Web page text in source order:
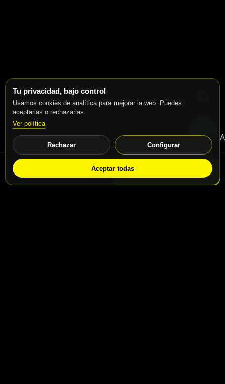
Tu privacidad, bajo control
Usamos cookies de analítica para mejorar la web. Puedes
aceptarlas o rechazarlas.
Ver política
Rechazar Configurar
Aceptar todas